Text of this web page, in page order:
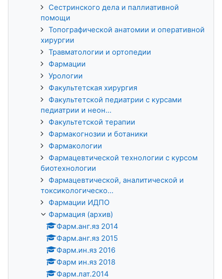
Сестринского дела и паллиативной
помощи
Топографической анатомии и оперативной
хирургии
Травматологии и ортопедии
Фармации
Урологии
Факультетская хирургия
Факультетской педиатрии с курсами
педиатрии и неон...
Факультетской терапии
Фармакогнозии и ботаники
Фармакологии
Фармацевтической технологии с курсом
биотехнологии
Фармацевтической, аналитической и
токсикологическо...
Фармации ИДПО
Фармация (архив)
Фарм.анг.яз 2014
Фарм.анг.яз 2015
Фарм.ин.яз 2016
Фарм ин.яз 2018
Фарм.лат.2014